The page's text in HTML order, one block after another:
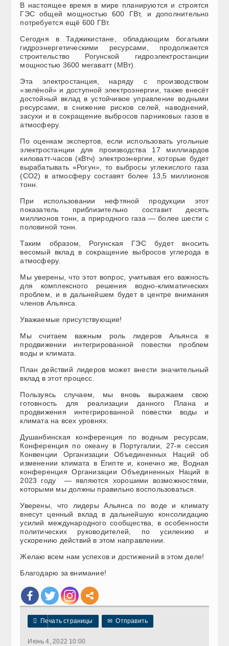
В настоящее время в мире планируются и строятся
ГЭС общей мощностью 600 ГВт, и дополнительно
потребуется ещё 600 ГВт.
Сегодня в Таджикистане, обладающим богатыми
гидроэнергетическими ресурсами, продолжается
строительство Рогунской гидроэлектростанции
мощностью 3600 мегаватт (МВт).
Эта электростанция, наряду с производством
«зелёной» и доступной электроэнергии, также внесёт
достойный вклад в устойчивое управление водными
ресурсами, в снижение рисков селей, наводнений,
засухи и в сокращение выбросов парниковых газов в
атмосферу.
По оценкам экспертов, если использовать угольные
электростанции для производства 17 миллиардов
киловатт-часов (кВтч) электроэнергии, которые будет
вырабатывать «Рогун», то выбросы углекислого газа
(CO2) в атмосферу составят более 13,5 миллионов
тонн.
При использовании нефтяной продукции этот
показатель приблизительно составит десять
миллионов тонн, а природного газа — более шести с
половиной тонн.
Таким образом, Рогунская ГЭС будет вносить
весомый вклад в сокращение выбросов углерода в
атмосферу.
Мы уверены, что этот вопрос, учитывая его важность
для комплексного решения водно-климатических
проблем, и в дальнейшем будет в центре внимания
членов Альянса.
Уважаемые присутствующие!
Мы считаем важным роль лидеров Альянса в
продвижении интегрированной повестки проблем
воды и климата.
План действий лидеров может внести значительный
вклад в этот процесс.
Пользуясь случаем, мы вновь выражаем свою
готовность для реализации данного Плана и
продвижения интегрированной повестки воды и
климата на всех уровнях.
Душанбинская конференция по водным ресурсам,
Конференция по океану в Португалии, 27-я сессия
Конвенции Организации Объединенных Наций об
изменении климата в Египте и, конечно же, Водная
конференция Организации Объединенных Наций в
2023 году — являются хорошими возможностями,
которыми мы должны правильно воспользоваться.
Уверены, что лидеры Альянса по воде и климату
внесут ценный вклад в дальнейшую консолидацию
усилий международного сообщества, в особенности
политических руководителей, по усилению и
ускорению действий в этом направлении.
Желаю всем нам успехов и достижений в этом деле!
Благодарю за внимание!
 Печать страницы ✉ Отправить
Июнь 4, 2022 10:00